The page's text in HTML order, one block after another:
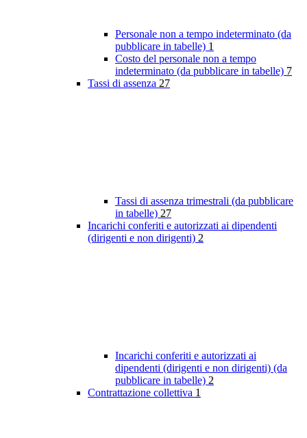
Personale non a tempo indeterminato (da
pubblicare in tabelle) 1
Costo del personale non a tempo
indeterminato (da pubblicare in tabelle) 7
Tassi di assenza 27
Tassi di assenza trimestrali (da pubblicare
in tabelle) 27
Incarichi conferiti e autorizzati ai dipendenti
(dirigenti e non dirigenti) 2
Incarichi conferiti e autorizzati ai
dipendenti (dirigenti e non dirigenti) (da
pubblicare in tabelle) 2
Contrattazione collettiva 1